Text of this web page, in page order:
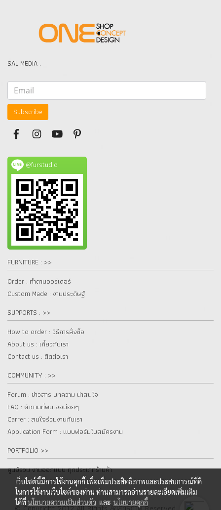
SAL MEDIA :
Subscribe
@furstudio
FURNITURE : >>
Order : ทำตามออร์เดอร์
Custom Made : งานประดิษฐ์
SUPPORTS : >>
How to order : วิธีการสั่งซื้อ
About us : เกี๋ยวกับเรา
Contact us : ติดต่อเรา
COMMUNITY : >>
Forum : ข่าวสาร บทความ น่าสนใจ
FAQ : คำถามที่พบเจอบ่อยๆ
Carrer : สนใจร่วมงานกับเรา
Application Form : แบบฟอร์มใบสมัครงาน
PORTFOLIO >>
ศูนย์รวม งานออกแบบ ทุกประเภทร้านค้า
เว็บไซต์นี้มีการใช้งานคุกกี้ เพื่อเพิ่มประสิทธิภาพและประสบการณ์ที่ดี
ในการใช้งานเว็บไซต์ของท่าน ท่านสามารถอ่านรายละเอียดเพิ่มเติม
ได้ที่นโยบายความเป็นส่วนตัว และ นโยบายคุกกี้